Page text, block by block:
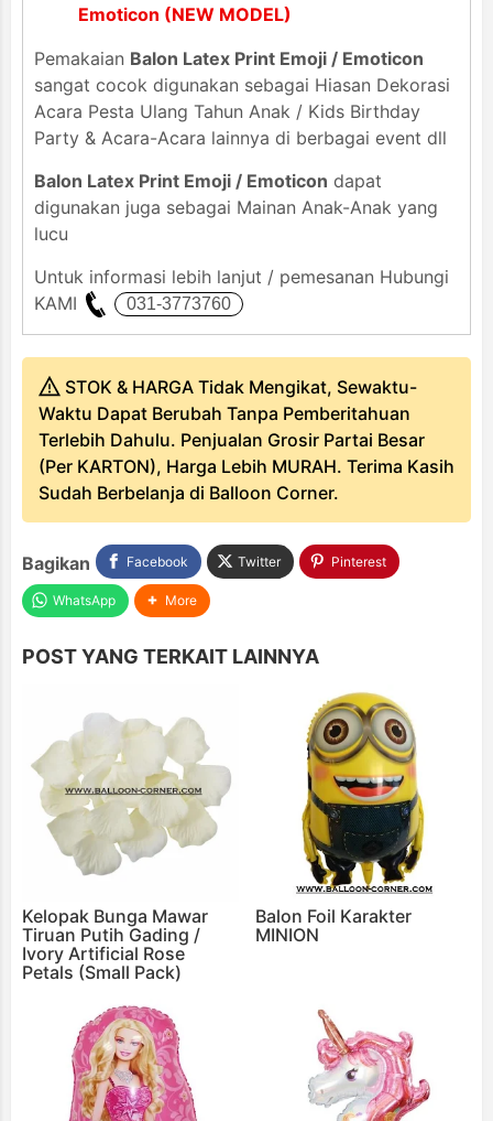
Emoticon (NEW MODEL)
Pemakaian Balon Latex Print Emoji / Emoticon
sangat cocok digunakan sebagai Hiasan Dekorasi
Acara Pesta Ulang Tahun Anak / Kids Birthday
Party & Acara-Acara lainnya di berbagai event dll
Balon Latex Print Emoji / Emoticon dapat
digunakan juga sebagai Mainan Anak-Anak yang
lucu
Untuk informasi lebih lanjut / pemesanan Hubungi
KAMI
STOK & HARGA Tidak Mengikat, Sewaktu-
Waktu Dapat Berubah Tanpa Pemberitahuan
Terlebih Dahulu. Penjualan Grosir Partai Besar
(Per KARTON), Harga Lebih MURAH. Terima Kasih
Sudah Berbelanja di Balloon Corner.
Bagikan Facebook Twitter Pinterest
WhatsApp More
POST YANG TERKAIT LAINNYA
Kelopak Bunga Mawar
Tiruan Putih Gading /
Ivory Artificial Rose
Petals (Small Pack)
Balon Foil Karakter
MINION